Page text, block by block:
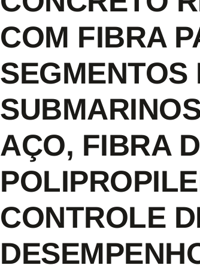
COM FIBRA
SEGMENTOS
AÇO, FIBRA
CONTROLE